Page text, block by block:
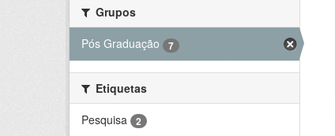
Grupos
Pós Graduação
7
Etiquetas
Pesquisa
2